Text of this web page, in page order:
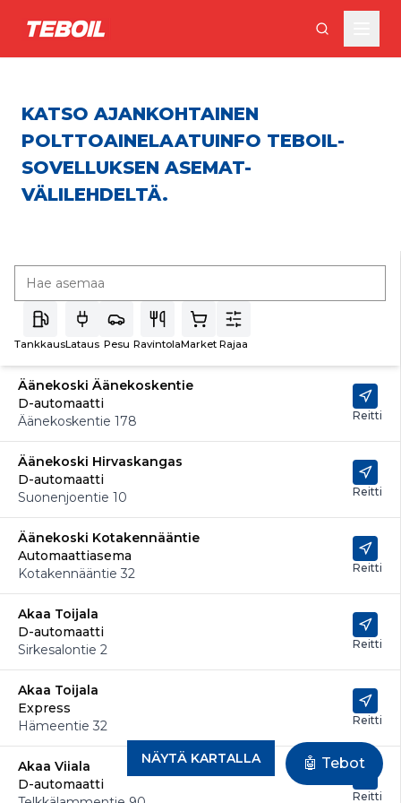
🤖 Tebot
Siirry pääsisältöön
KATSO AJANKOHTAINEN
POLTTOAINELAATUINFO TEBOIL-
SOVELLUKSEN ASEMAT-
VÄLILEHDELTÄ.
TankkausLataus Pesu RavintolaMarket Rajaa
Äänekoski Äänekoskentie
D-automaatti
Äänekoskentie 178
Reitti
Äänekoski Hirvaskangas
D-automaatti
Suonenjoentie 10
Reitti
Äänekoski Kotakennääntie
Automaattiasema
Kotakennääntie 32
Reitti
Akaa Toijala
D-automaatti
Sirkesalontie 2
Reitti
Akaa Toijala
Express
Hämeentie 32
Reitti
Akaa Viiala
D-automaatti
Reitti
NÄYTÄ KARTALLA